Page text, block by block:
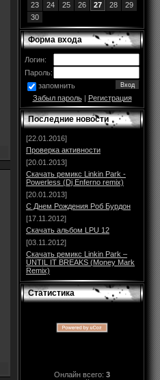
23
24 25 26 27 28
29
30
Форма входа
Логин:
Пароль:
запомнить
Забыл пароль| Регистрация
Последние новости
[22.01.2016]
Проверка активности
[20.01.2013]
Скачать ремикс Linkin Park -
Powerless (Dj Enferno remix)
[20.01.2013]
С Днем Рождения Роб Бурдон
[17.11.2012]
Скачать альбом LPU 12
[03.11.2012]
Скачать ремикс Linkin Park –
UNTIL IT BREAKS (Money Mark
Remix)
Статистика
Онлайн всего: 3